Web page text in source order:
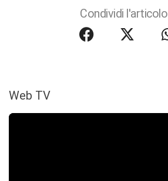
Condividi
Web TV